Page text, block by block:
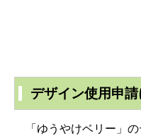
デザイン使用申
「ゆうやけベリー」の